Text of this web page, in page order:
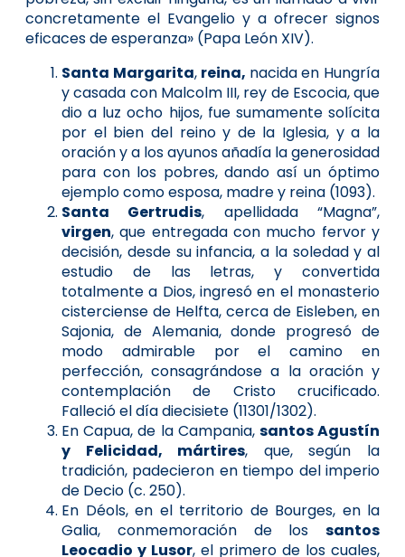
concretamente el Evangelio y a ofrecer signos
eficaces de esperanza» (Papa León XIV).
Santa Margarita, reina, nacida en Hungría
y casada con Malcolm III, rey de Escocia, que
dio a luz ocho hijos, fue sumamente solícita
por el bien del reino y de la Iglesia, y a la
oración y a los ayunos añadía la generosidad
para con los pobres, dando así un óptimo
ejemplo como esposa, madre y reina (1093).
Santa Gertrudis, apellidada “Magna”,
virgen, que entregada con mucho fervor y
decisión, desde su infancia, a la soledad y al
estudio de las letras, y convertida
totalmente a Dios, ingresó en el monasterio
cisterciense de Helfta, cerca de Eisleben, en
Sajonia, de Alemania, donde progresó de
modo admirable por el camino en
perfección, consagrándose a la oración y
contemplación de Cristo crucificado.
Falleció el día diecisiete (11301/1302).
En Capua, de la Campania, santos Agustín
y Felicidad, mártires, que, según la
tradición, padecieron en tiempo del imperio
de Decio (c. 250).
En Déols, en el territorio de Bourges, en la
Galia, conmemoración de los santos
Leocadio y Lusor, el primero de los cuales,